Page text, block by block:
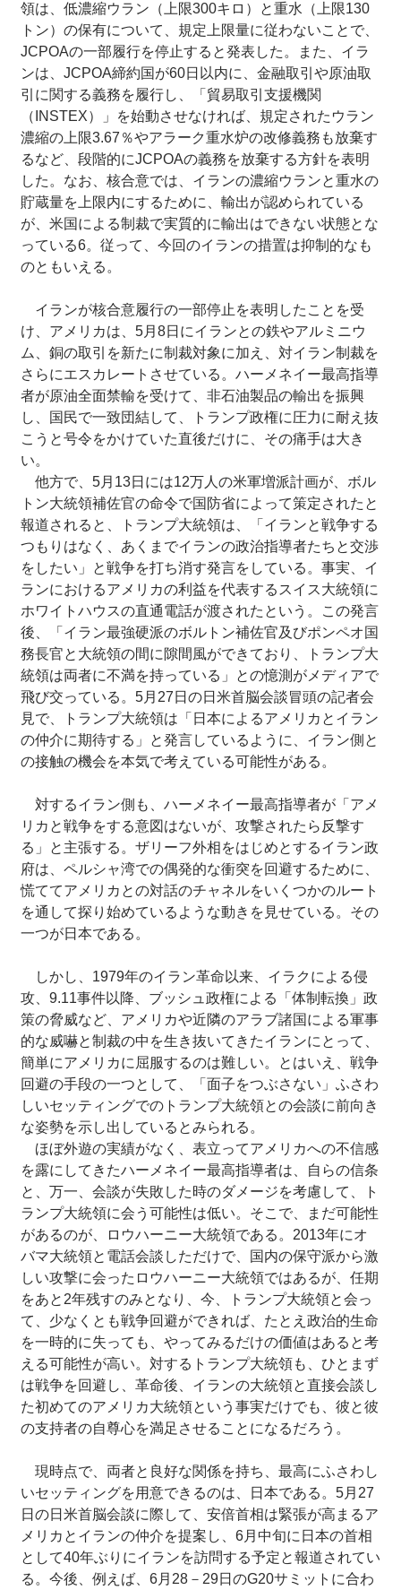
領は、低濃縮ウラン（上限300キロ）と重水（上限130
トン）の保有について、規定上限量に従わないことで、
JCPOAの一部履行を停止すると発表した。また、イラ
ンは、JCPOA締約国が60日以内に、金融取引や原油取
引に関する義務を履行し、「貿易取引支援機関
（INSTEX）」を始動させなければ、規定されたウラン
濃縮の上限3.67％やアラーク重水炉の改修義務も放棄す
るなど、段階的にJCPOAの義務を放棄する方針を表明
した。なお、核合意では、イランの濃縮ウランと重水の
貯蔵量を上限内にするために、輸出が認められている
が、米国による制裁で実質的に輸出はできない状態とな
っている6。従って、今回のイランの措置は抑制的なも
のともいえる。
イランが核合意履行の一部停止を表明したことを受
け、アメリカは、5月8日にイランとの鉄やアルミニウ
ム、銅の取引を新たに制裁対象に加え、対イラン制裁を
さらにエスカレートさせている。ハーメネイー最高指導
者が原油全面禁輸を受けて、非石油製品の輸出を振興
し、国民で一致団結して、トランプ政権に圧力に耐え抜
こうと号令をかけていた直後だけに、その痛手は大き
い。
他方で、5月13日には12万人の米軍増派計画が、ボル
トン大統領補佐官の命令で国防省によって策定されたと
報道されると、トランプ大統領は、「イランと戦争する
つもりはなく、あくまでイランの政治指導者たちと交渉
をしたい」と戦争を打ち消す発言をしている。事実、イ
ランにおけるアメリカの利益を代表するスイス大統領に
ホワイトハウスの直通電話が渡されたという。この発言
後、「イラン最強硬派のボルトン補佐官及びポンペオ国
務長官と大統領の間に隙間風ができており、トランプ大
統領は両者に不満を持っている」との憶測がメディアで
飛び交っている。5月27日の日米首脳会談冒頭の記者会
見で、トランプ大統領は「日本によるアメリカとイラン
の仲介に期待する」と発言しているように、イラン側と
の接触の機会を本気で考えている可能性がある。
対するイラン側も、ハーメネイー最高指導者が「アメ
リカと戦争をする意図はないが、攻撃されたら反撃す
る」と主張する。ザリーフ外相をはじめとするイラン政
府は、ペルシャ湾での偶発的な衝突を回避するために、
慌ててアメリカとの対話のチャネルをいくつかのルート
を通して探り始めているような動きを見せている。その
一つが日本である。
しかし、1979年のイラン革命以来、イラクによる侵
攻、9.11事件以降、ブッシュ政権による「体制転換」政
策の脅威など、アメリカや近隣のアラブ諸国による軍事
的な威嚇と制裁の中を生き抜いてきたイランにとって、
簡単にアメリカに屈服するのは難しい。とはいえ、戦争
回避の手段の一つとして、「面子をつぶさない」ふさわ
しいセッティングでのトランプ大統領との会談に前向き
な姿勢を示し出しているとみられる。
ほぼ外遊の実績がなく、表立ってアメリカへの不信感
を露にしてきたハーメネイー最高指導者は、自らの信条
と、万一、会談が失敗した時のダメージを考慮して、ト
ランプ大統領に会う可能性は低い。そこで、まだ可能性
があるのが、ロウハーニー大統領である。2013年にオ
バマ大統領と電話会談しただけで、国内の保守派から激
しい攻撃に会ったロウハーニー大統領ではあるが、任期
をあと2年残すのみとなり、今、トランプ大統領と会っ
て、少なくとも戦争回避ができれば、たとえ政治的生命
を一時的に失っても、やってみるだけの価値はあると考
える可能性が高い。対するトランプ大統領も、ひとまず
は戦争を回避し、革命後、イランの大統領と直接会談し
た初めてのアメリカ大統領という事実だけでも、彼と彼
の支持者の自尊心を満足させることになるだろう。
現時点で、両者と良好な関係を持ち、最高にふさわし
いセッティングを用意できるのは、日本である。5月27
日の日米首脳会談に際して、安倍首相は緊張が高まるア
メリカとイランの仲介を提案し、6月中旬に日本の首相
として40年ぶりにイランを訪問する予定と報道されてい
る。今後、例えば、6月28－29日のG20サミットに合わ